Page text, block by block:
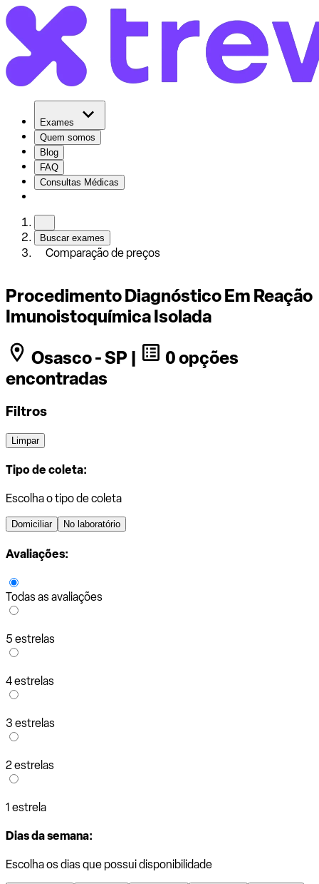
Exames
Quem somos
Blog
FAQ
Consultas Médicas
Buscar exames
Comparação de preços
Procedimento Diagnóstico Em Reação
Imunoistoquímica Isolada
Osasco - SP |
0 opções
encontradas
Filtros
Limpar
Tipo de coleta:
Escolha o tipo de coleta
Domiciliar No laboratório
Avaliações:
Todas as avaliações
5 estrelas
4 estrelas
3 estrelas
2 estrelas
1 estrela
Dias da semana:
Escolha os dias que possui disponibilidade